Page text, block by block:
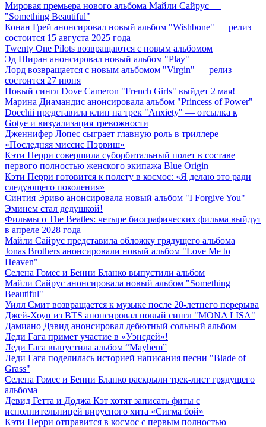
Мировая премьера нового альбома Майли Сайрус —
"Something Beautiful"
Конан Грей анонсировал новый альбом "Wishbone" — релиз
состоится 15 августа 2025 года
Twenty One Pilots возвращаются с новым альбомом
Эд Ширан анонсировал новый альбом "Play"
Лорд возвращается с новым альбомом "Virgin" — релиз
состоится 27 июня
Новый сингл Dove Cameron "French Girls" выйдет 2 мая!
Марина Диамандис анонсировала альбом "Princess of Power"
Doechii представила клип на трек "Anxiety" — отсылка к
Gotye и визуализация тревожности
Дженнифер Лопес сыграет главную роль в триллере
«Последняя миссис Пэрриш»
Кэти Перри совершила суборбитальный полет в составе
первого полностью женского экипажа Blue Origin
Кэти Перри готовится к полету в космос: «Я делаю это ради
следующего поколения»
Синтия Эриво анонсировала новый альбом "I Forgive You"
Эминем стал дедушкой!
Фильмы о The Beatles: четыре биографических фильма выйдут
в апреле 2028 года
Майли Сайрус представила обложку грядущего альбома
Jonas Brothers анонсировали новый альбом "Love Me to
Heaven"
Селена Гомес и Бенни Бланко выпустили альбом
Майли Сайрус анонсировала новый альбом "Something
Beautiful"
Уилл Смит возвращается к музыке после 20-летнего перерыва
Джей-Хоуп из BTS анонсировал новый сингл "MONA LISA"
Дамиано Дэвид анонсировал дебютный сольный альбом
Леди Гага примет участие в «Уэнсдей»!
Леди Гага выпустила альбом “Mayhem”
Леди Гага поделилась историей написания песни "Blade of
Grass"
Селена Гомес и Бенни Бланко раскрыли трек-лист грядущего
альбома
Девид Гетта и Доджа Кэт хотят записать фиты с
исполнительницей вирусного хита «Сигма бой»
Кэти Перри отправится в космос с первым полностью